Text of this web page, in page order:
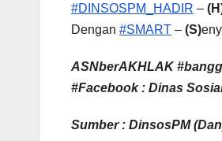
#DINSOSPM_HADIR –
Dengan #SMART – (S)
ASNberAKHLAK
#Facebook : Dinas
Sumber : DinsosPM